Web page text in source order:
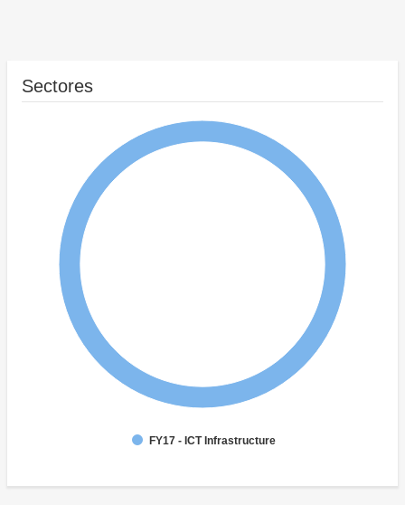
Sectores
FY17 - ICT Infrastructure